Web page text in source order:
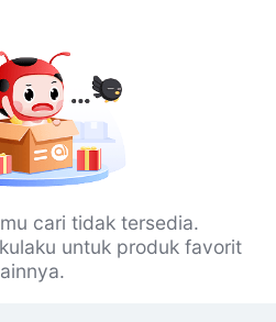
cari tidak tersedia.
untuk produk favorit